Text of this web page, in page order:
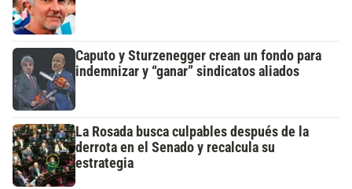
Caputo y Sturzenegger crean un fondo para
indemnizar y “ganar” sindicatos aliados
La Rosada busca culpables después de la
derrota en el Senado y recalcula su
estrategia